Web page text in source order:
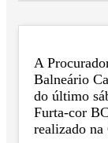
A
Balneário
do último
Furta-cor
realizado na